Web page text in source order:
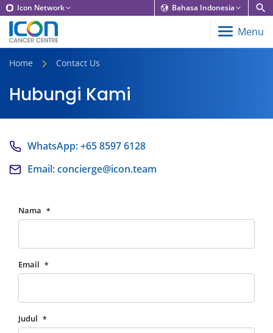
Icon Network Bahasa Indonesia
Menu
Home Contact Us
Hubungi Kami
WhatsApp: +65 8597 6128
Email:concierge@icon.team
Nama *
Email *
Judul *